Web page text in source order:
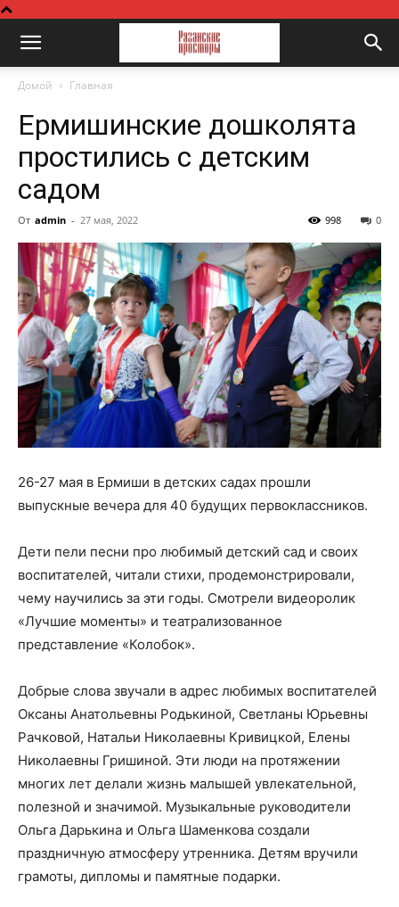
Домой Главная
Ермишинские дошколята
простились с детским
садом
От admin - 27 мая, 2022 0
998
26-27 мая в Ермиши в детских садах прошли
выпускные вечера для 40 будущих первоклассников.
Дети пели песни про любимый детский сад и своих
воспитателей, читали стихи, продемонстрировали,
чему научились за эти годы. Смотрели видеоролик
«Лучшие моменты» и театрализованное
представление «Колобок».
Добрые слова звучали в адрес любимых воспитателей
Оксаны Анатольевны Родькиной, Светланы Юрьевны
Рачковой, Натальи Николаевны Кривицкой, Елены
Николаевны Гришиной. Эти люди на протяжении
многих лет делали жизнь малышей увлекательной,
полезной и значимой. Музыкальные руководители
Ольга Дарькина и Ольга Шаменкова создали
праздничную атмосферу утренника. Детям вручили
грамоты, дипломы и памятные подарки.